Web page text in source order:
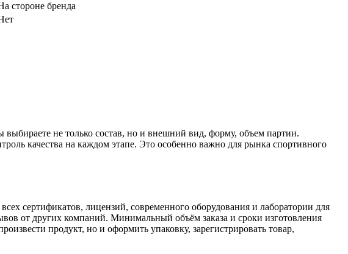
стороне бренда
не только состав, но и внешний вид, форму, объем партии.
качества на каждом этапе. Это особенно важно для рынка спортивного
сертификатов, лицензий, современного оборудования и лаборатории для
от других компаний. Минимальный объём заказа и сроки изготовления
продукт, но и оформить упаковку, зарегистрировать товар,